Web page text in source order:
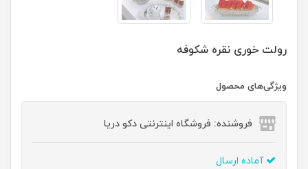
رولت خوری نقره شکوفه
ویژگی‌های محصول
فروشنده: فروشگاه اینترنتی دکو دریا
آماده ارسال